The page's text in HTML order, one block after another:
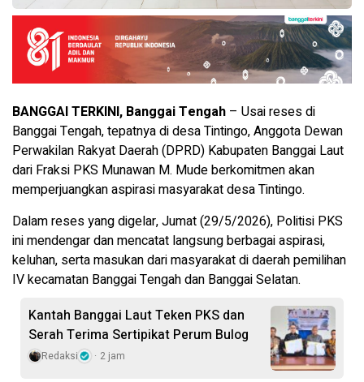
BANGGAI TERKINI, Banggai Tengah – Usai reses di
Banggai Tengah, tepatnya di desa Tintingo, Anggota Dewan
Perwakilan Rakyat Daerah (DPRD) Kabupaten Banggai Laut
dari Fraksi PKS Munawan M. Mude berkomitmen akan
memperjuangkan aspirasi masyarakat desa Tintingo.
Dalam reses yang digelar, Jumat (29/5/2026), Politisi PKS
ini mendengar dan mencatat langsung berbagai aspirasi,
keluhan, serta masukan dari masyarakat di daerah pemilihan
IV kecamatan Banggai Tengah dan Banggai Selatan.
Kantah Banggai Laut Teken PKS dan
Serah Terima Sertipikat Perum Bulog
Redaksi 2 jam